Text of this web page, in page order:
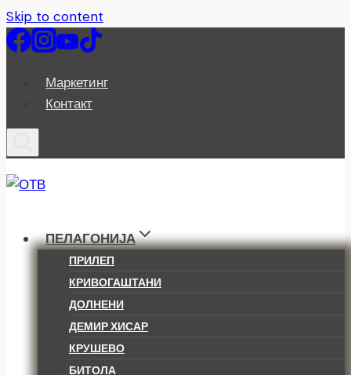
Skip to content
Маркетинг
Контакт
ПЕЛАГОНИЈА
ПРИЛЕП
КРИВОГАШТАНИ
ДОЛНЕНИ
ДЕМИР ХИСАР
КРУШЕВО
БИТОЛА